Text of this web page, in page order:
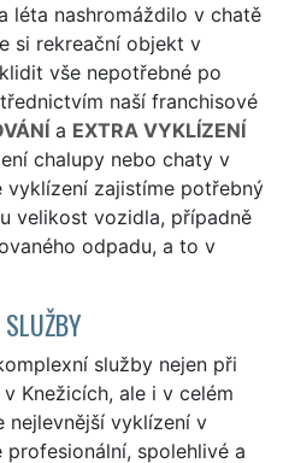
léta nashromáždilo v chatě
si rekreační objekt v
vše nepotřebné po
naší franchisové
a EXTRA VYKLÍZENÍ
chalupy nebo chaty v
vyklízení zajistíme potřebný
velikost vozidla, případně
odpadu, a to v
služby nejen při
Knežicích, ale i v celém
nejlevnější vyklízení v
spolehlivé a